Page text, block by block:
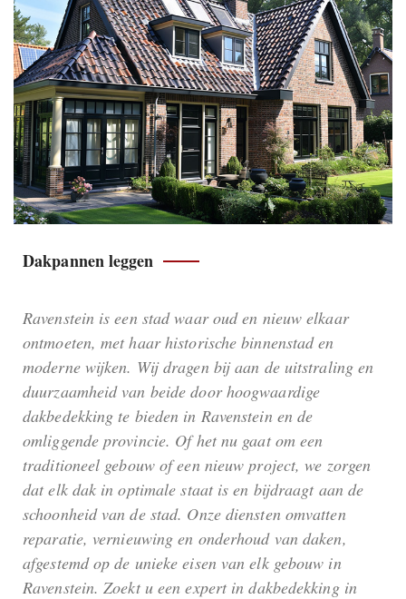
Dakpannen leggen
Ravenstein is een stad waar oud en nieuw elkaar
ontmoeten, met haar historische binnenstad en
moderne wijken. Wij dragen bij aan de uitstraling en
duurzaamheid van beide door hoogwaardige
dakbedekking te bieden in Ravenstein en de
omliggende provincie. Of het nu gaat om een
traditioneel gebouw of een nieuw project, we zorgen
dat elk dak in optimale staat is en bijdraagt aan de
schoonheid van de stad. Onze diensten omvatten
reparatie, vernieuwing en onderhoud van daken,
afgestemd op de unieke eisen van elk gebouw in
Ravenstein. Zoekt u een expert in dakbedekking in